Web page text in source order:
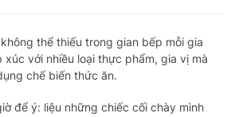
thể thiếu trong gian bếp mỗi gia
với nhiều loại thực phẩm, gia vị mà
chế biến thức ăn.
để ý: liệu những chiếc cối chày mình